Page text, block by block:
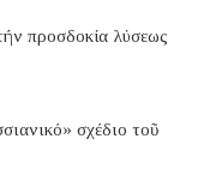
προσδοκία λύσεως
σχέδιο τοῦ